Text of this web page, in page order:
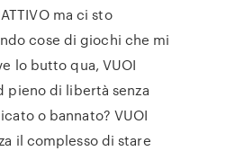
ma ci sto
cose di giochi che mi
lo butto qua, VUOI
pieno di libertà senza
o bannato? VUOI
il complesso di stare